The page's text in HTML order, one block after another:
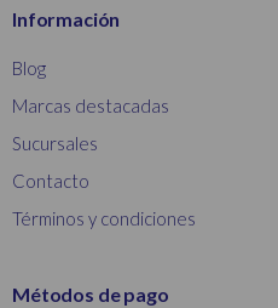
Información
Blog
Marcas destacadas
Sucursales
Contacto
Términos y condiciones
Métodos de pago